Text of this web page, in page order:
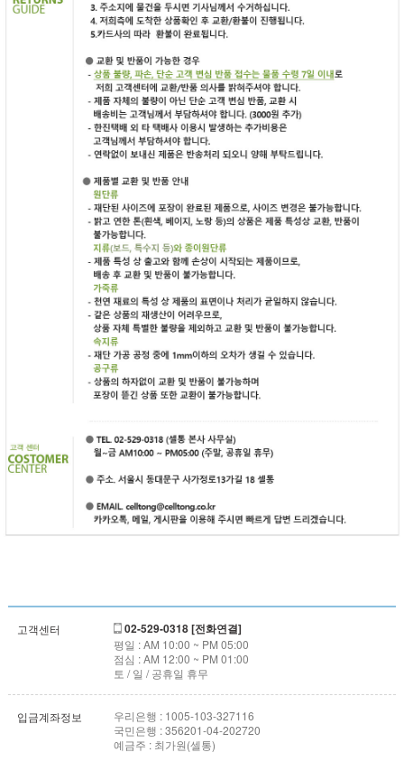
고객센터 02-529-0318 [전화연결]
평일 : AM 10:00 ~ PM 05:00
점심 : AM 12:00 ~ PM 01:00
토 / 일 / 공휴일 휴무
입금계좌정보
우리은행 : 1005-103-327116
국민은행 : 356201-04-202720
예금주 : 최가원(셀통)